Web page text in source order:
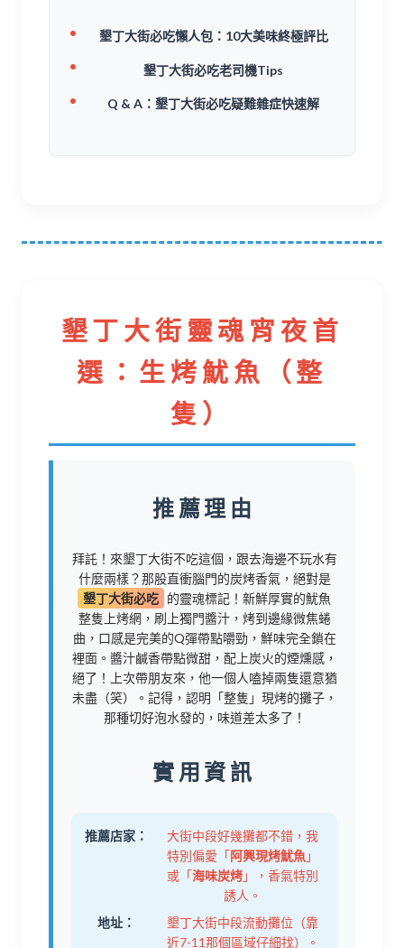
墾丁大街必吃懶人包：10大美味終極評比
墾丁大街必吃老司機Tips
Q & A：墾丁大街必吃疑難雜症快速解
墾丁大街靈魂宵夜首
選：生烤魷魚（整
隻）
推薦理由
拜託！來墾丁大街不吃這個，跟去海邊不玩水有
什麼兩樣？那股直衝腦門的炭烤香氣，絕對是
墾丁大街必吃 的靈魂標記！新鮮厚實的魷魚
整隻上烤網，刷上獨門醬汁，烤到邊緣微焦蜷
曲，口感是完美的Q彈帶點嚼勁，鮮味完全鎖在
裡面。醬汁鹹香帶點微甜，配上炭火的煙燻感，
絕了！上次帶朋友來，他一個人嗑掉兩隻還意猶
未盡（笑）。記得，認明「整隻」現烤的攤子，
那種切好泡水發的，味道差太多了！
實用資訊
推薦店家：
大街中段好幾攤都不錯，我
特別偏愛「阿興現烤魷魚 」
或「海味炭烤」，香氣特別
誘人。
地址：
墾丁大街中段流動攤位（靠
近7-11那個區域仔細找）。